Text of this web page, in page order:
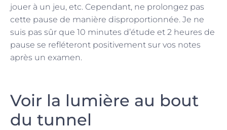
jouer à un jeu, etc. Cependant, ne prolongez pas
cette pause de manière disproportionnée. Je ne
suis pas sûr que 10 minutes d’étude et 2 heures de
pause se refléteront positivement sur vos notes
après un examen.
Voir la lumière au bout
du tunnel